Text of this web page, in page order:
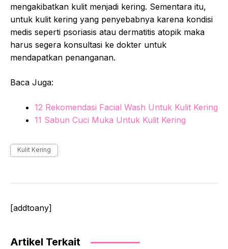
mengakibatkan kulit menjadi kering. Sementara itu,
untuk kulit kering yang penyebabnya karena kondisi
medis seperti psoriasis atau dermatitis atopik maka
harus segera konsultasi ke dokter untuk
mendapatkan penanganan.
Baca Juga:
12 Rekomendasi Facial Wash Untuk Kulit Kering
11 Sabun Cuci Muka Untuk Kulit Kering
TagsKulit Kering
[addtoany]
Artikel Terkait